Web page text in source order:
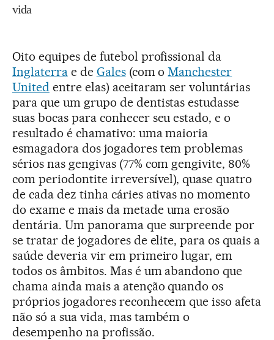
vida
Oito equipes de futebol profissional da
Inglaterrae de Gales(com oManchester
Unitedentre elas) aceitaram ser voluntárias
para que um grupo de dentistas estudasse
suas bocas para conhecer seu estado, e o
resultado é chamativo: uma maioria
esmagadora dos jogadores tem problemas
sérios nas gengivas (77% com gengivite, 80%
com periodontite irreversível), quase quatro
de cada dez tinha cáries ativas no momento
do exame e mais da metade uma erosão
dentária. Um panorama que surpreende por
se tratar de jogadores de elite, para os quais a
saúde deveria vir em primeiro lugar, em
todos os âmbitos. Mas é um abandono que
chama ainda mais a atenção quando os
próprios jogadores reconhecem que isso afeta
não só a sua vida, mas também o
desempenho na profissão.